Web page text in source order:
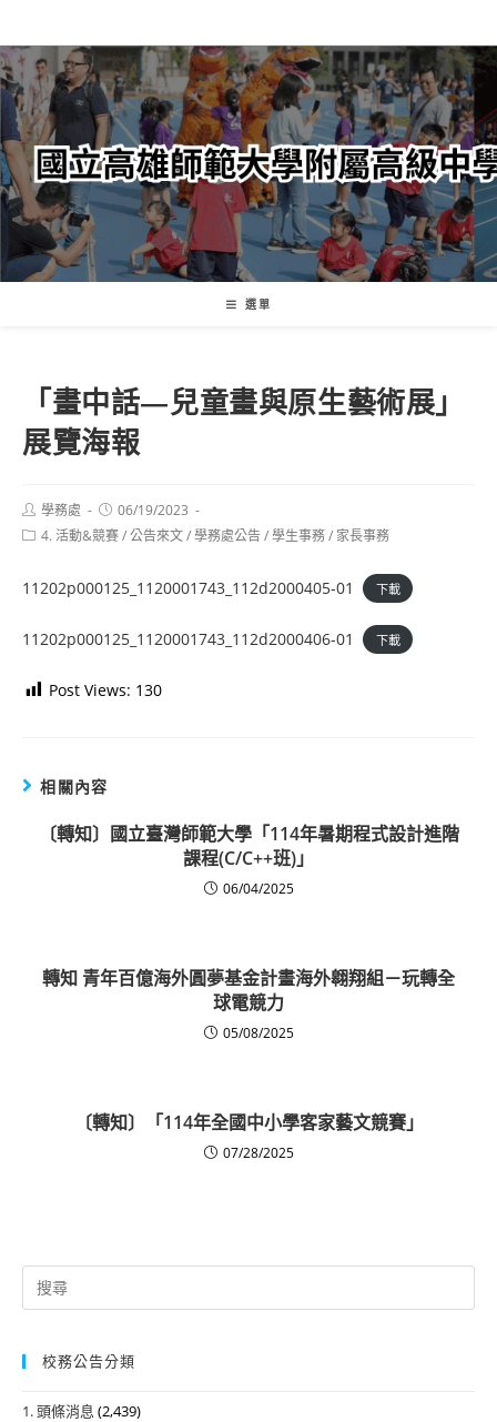
轉
至
主
內
容
選單
「畫中話—兒童畫與原生藝術展」
展覽海報
Post
author:
學務處
Post
published:
06/19/2023
Post4. 活動&競賽/公告來文/學務處公告/學生事務/ 家長事務
11202p000125_1120001743_112d2000405-01 下載
11202p000125_1120001743_112d2000406-01 下載
Post Views: 130
相關內容
〔轉知〕國立臺灣師範大學「114年暑期程式設計進階
課程(C/C++班)」
06/04/2025
轉知 青年百億海外圓夢基金計畫海外翱翔組－玩轉全
球電競力
05/08/2025
〔轉知〕「114年全國中小學客家藝文競賽」
07/28/2025
Search
for:
校務公告分類
1. 頭條消息 (2,439)